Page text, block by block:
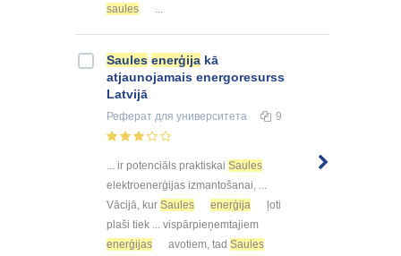
saules
...
Saules enerģija kā
atjaunojamais energoresurss
Latvijā
Реферат для университета 9
... ir potenciāls praktiskai Saules
elektroenerģijas izmantošanai, ...
Vācijā, kur Saules enerģija
ļoti
plaši tiek ... vispārpieņemtajiem
enerģijas
avotiem, tad Saules